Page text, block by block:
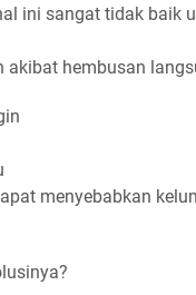
ini sangat tidak baik
hembusan
menyebabkan